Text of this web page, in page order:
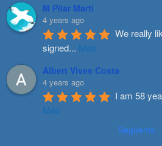
M Pilar Marti
4 years ago
We really
signed... Més
Albert Vives Costa
4 years ago
I am 58
Més
Següents